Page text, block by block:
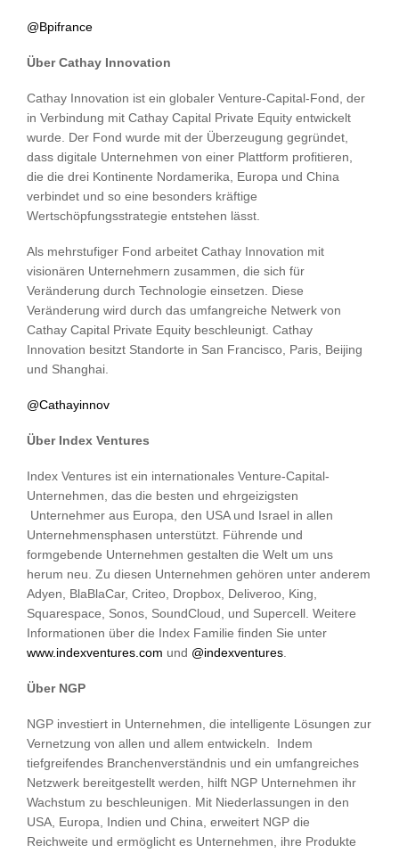
@Bpifrance
Über Cathay Innovation
Cathay Innovation ist ein globaler Venture-Capital-Fond, der
in Verbindung mit Cathay Capital Private Equity entwickelt
wurde. Der Fond wurde mit der Überzeugung gegründet,
dass digitale Unternehmen von einer Plattform profitieren,
die die drei Kontinente Nordamerika, Europa und China
verbindet und so eine besonders kräftige
Wertschöpfungsstrategie entstehen lässt.
Als mehrstufiger Fond arbeitet Cathay Innovation mit
visionären Unternehmern zusammen, die sich für
Veränderung durch Technologie einsetzen. Diese
Veränderung wird durch das umfangreiche Netwerk von
Cathay Capital Private Equity beschleunigt. Cathay
Innovation besitzt Standorte in San Francisco, Paris, Beijing
und Shanghai.
@Cathayinnov
Über Index Ventures
Index Ventures ist ein internationales Venture-Capital-
Unternehmen, das die besten und ehrgeizigsten
Unternehmer aus Europa, den USA und Israel in allen
Unternehmensphasen unterstützt. Führende und
formgebende Unternehmen gestalten die Welt um uns
herum neu. Zu diesen Unternehmen gehören unter anderem
Adyen, BlaBlaCar, Criteo, Dropbox, Deliveroo, King,
Squarespace, Sonos, SoundCloud, und Supercell. Weitere
Informationen über die Index Familie finden Sie unter
www.indexventures.com und @indexventures.
Über NGP
NGP investiert in Unternehmen, die intelligente Lösungen zur
Vernetzung von allen und allem entwickeln. Indem
tiefgreifendes Branchenverständnis und ein umfangreiches
Netzwerk bereitgestellt werden, hilft NGP Unternehmen ihr
Wachstum zu beschleunigen. Mit Niederlassungen in den
USA, Europa, Indien und China, erweitert NGP die
Reichweite und ermöglicht es Unternehmen, ihre Produkte